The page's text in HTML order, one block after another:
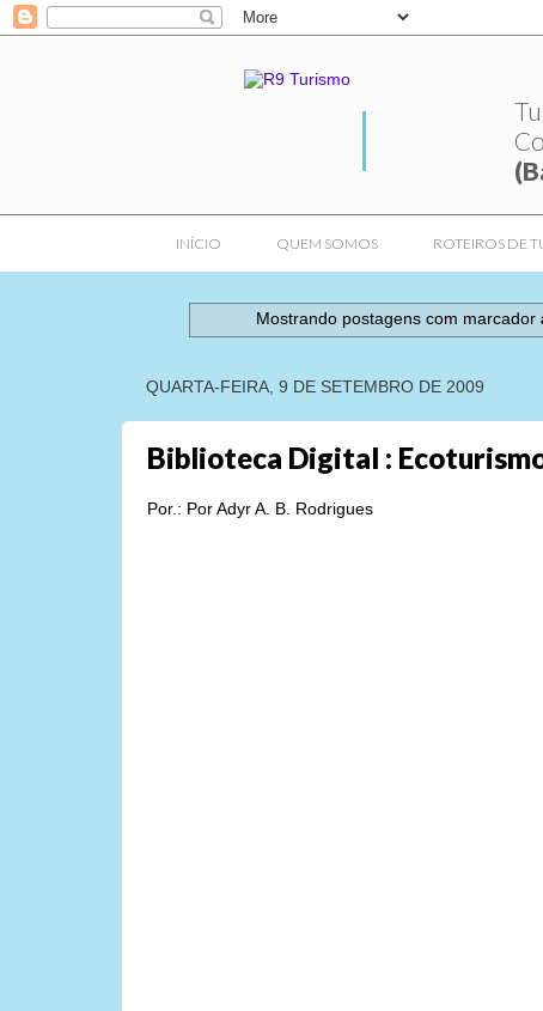
INÍCIO QUEM SOMOS ROTEIROS DE
Mostrando postagens com marcador
QUARTA-FEIRA, 9 DE SETEMBRO DE 2009
Biblioteca Digital :
Por.: Por Adyr A. B. Rodrigues